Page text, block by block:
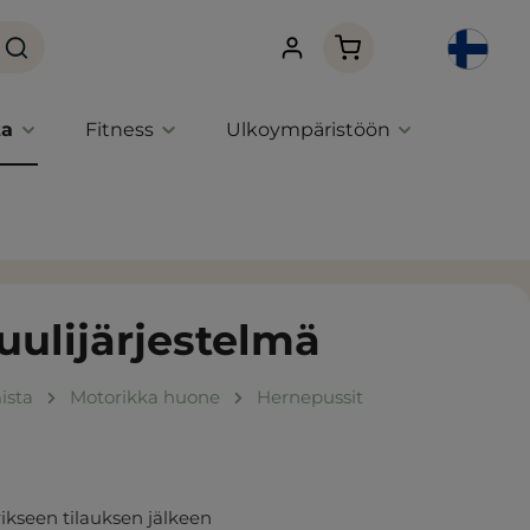
Ostoskori sisältää
Fitness Ulkoympäristöön
Motorikka huone Hernepussit
tilauksen jälkeen